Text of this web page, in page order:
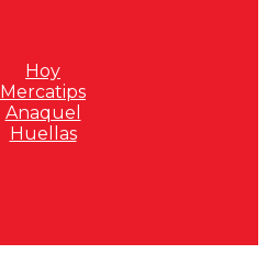
Hoy
Mercatips
Anaquel
Huellas